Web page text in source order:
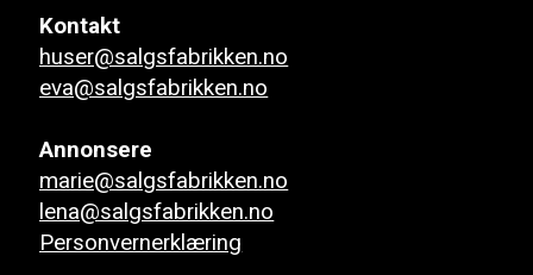
Kontakt
huser@salgsfabrikken.no
eva@salgsfabrikken.no
Annonsere
marie@salgsfabrikken.no
lena@salgsfabrikken.no
Personvernerklæring